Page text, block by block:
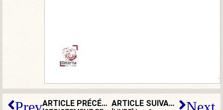
ARTICLE PRÉCÉDENT ARTICLE SUIVANT